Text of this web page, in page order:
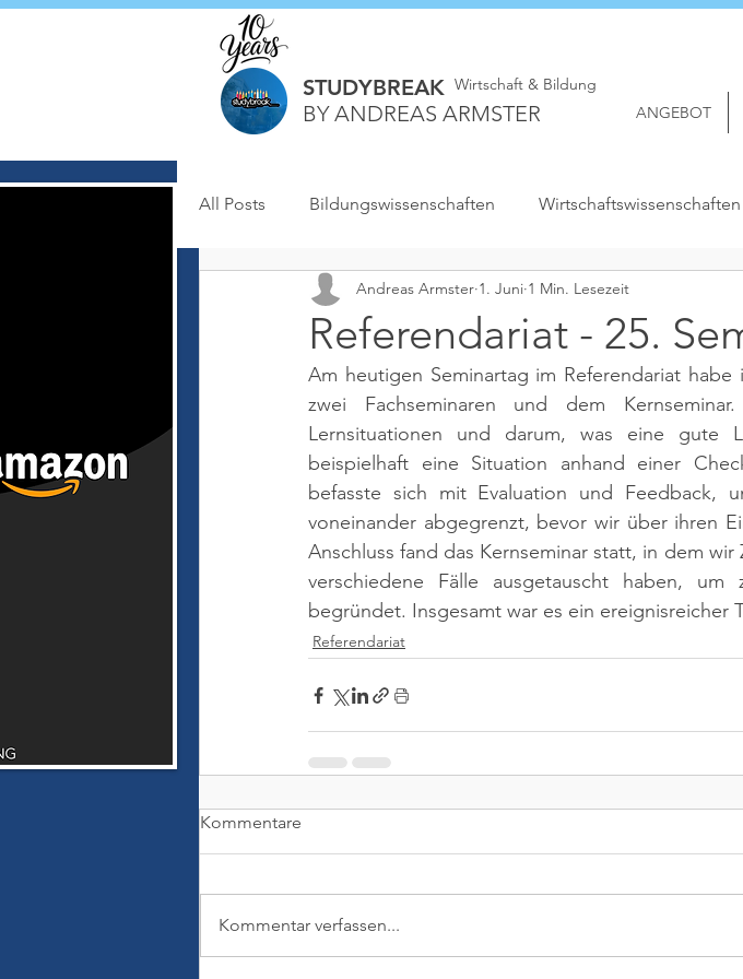
STUDYBREAK
BY ANDREAS ARMSTER
Wirtschaft & Bildung
ANGEBOT
All Posts Bildungswissenschaften Wirtschaftswissenschaften
Referendariat - 25.
Andreas Armster 1. Juni 1 Min. Lesezeit
Am heutigen Seminartag im Referendariat
zwei Fachseminaren und dem
Lernsituationen und darum, was eine gute
beispielhaft eine Situation anhand einer
befasste sich mit Evaluation und Feedback,
voneinander abgegrenzt, bevor wir über ihren
Anschluss fand das Kernseminar statt, in dem
verschiedene Fälle ausgetauscht haben,
begründet. Insgesamt war es ein ereignisreicher
Referendariat
Kommentare
Kommentar verfassen...